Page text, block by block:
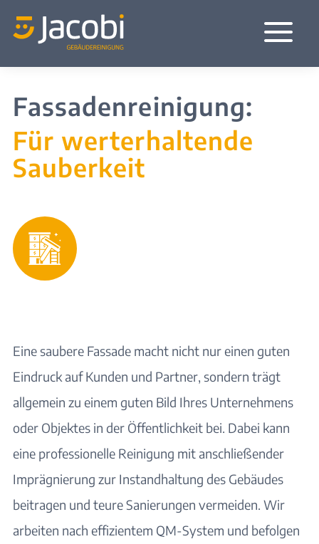
a
Fassadenreinigung:
Für werterhaltende
Sauberkeit
Eine saubere Fassade macht nicht nur einen guten
Eindruck auf Kunden und Partner, sondern trägt
allgemein zu einem guten Bild Ihres Unternehmens
oder Objektes in der Öffentlichkeit bei. Dabei kann
eine professionelle Reinigung mit anschließender
Imprägnierung zur Instandhaltung des Gebäudes
beitragen und teure Sanierungen vermeiden. Wir
arbeiten nach effizientem QM-System und befolgen